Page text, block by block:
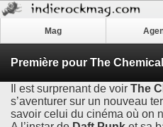
Mag
Première pour The
Il est surprenant de voir The
s’aventurer sur un nouveau
savoir celui du cinéma où on